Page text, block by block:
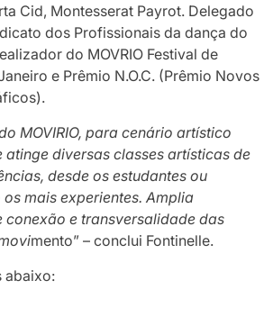
Cid, Montesserat Payrot. Delegado
dos Profissionais da dança do
do MOVRIO Festival de
e Prêmio N.O.C. (Prêmio Novos
MOVIRIO, para cenário artístico
atinge diversas classes artísticas de
desde os estudantes ou
mais experientes. Amplia
conexão e transversalidade das
mento” – conclui Fontinelle.
abaixo: